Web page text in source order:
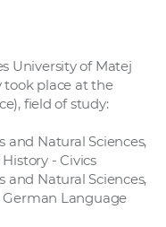
e
r
s
University of Matej
took place at the
field of study:
and Natural Sciences,
- Civics
and Natural Sciences,
German Language